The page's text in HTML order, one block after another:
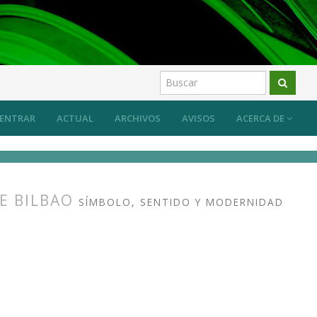
ACTUAL ARCHIVOS AVISOS ACERCA DE
ENTRAR
BILBAO SÍMBOLO, SENTIDO Y MODERNIDAD